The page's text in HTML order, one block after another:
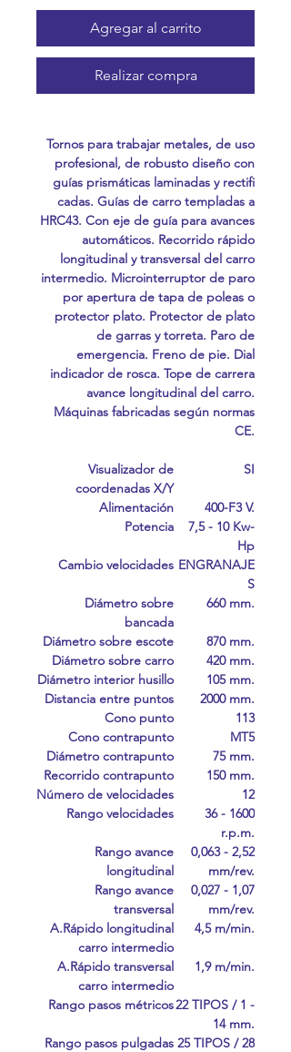
Agregar al carrito
Realizar compra
Tornos para trabajar metales, de uso
profesional, de robusto diseño con
guías prismáticas laminadas y rectifi
cadas. Guías de carro templadas a
HRC43. Con eje de guía para avances
automáticos. Recorrido rápido
longitudinal y transversal del carro
intermedio. Microinterruptor de paro
por apertura de tapa de poleas o
protector plato. Protector de plato
de garras y torreta. Paro de
emergencia. Freno de pie. Dial
indicador de rosca. Tope de carrera
avance longitudinal del carro.
Máquinas fabricadas según normas
CE.
Visualizador de
coordenadas X/Y
SI
Alimentación
400-F3 V.
Potencia
7,5 - 10 Kw-
Hp
Cambio velocidades ENGRANAJE
S
Diámetro sobre
bancada
660 mm.
Diámetro sobre escote
870 mm.
Diámetro sobre carro
420 mm.
Diámetro interior husillo
105 mm.
Distancia entre puntos
2000 mm.
Cono punto
113
Cono contrapunto
MT5
Diámetro contrapunto
75 mm.
Recorrido contrapunto
150 mm.
Número de velocidades
12
Rango velocidades
36 - 1600
r.p.m.
Rango avance
longitudinal
0,063 - 2,52
mm/rev.
Rango avance
transversal
0,027 - 1,07
mm/rev.
A.Rápido longitudinal
carro intermedio
4,5 m/min.
A.Rápido transversal
carro intermedio
1,9 m/min.
Rango pasos métricos22 TIPOS / 1 -
14 mm.
Rango pasos pulgadas 25 TIPOS / 28